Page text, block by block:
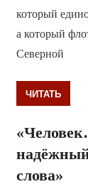
который
а который
Северной
ЧИТАТЬ
слова»